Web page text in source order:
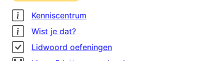
Kenniscentrum
Wist je dat?
Lidwoord oefeningen